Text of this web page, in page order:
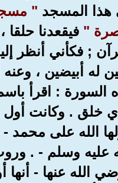
هذا المسجد "
" فيقعدنا حلقا
; فكأني أنظر
له أبيضين ،
السورة : اقرأ
خلق . وكانت
الله على
عليه وسلم - .
الله عنها - أنها